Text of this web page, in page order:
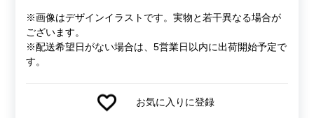
※画像はデザインイラストです。実物と若干異なる場合が
ございます。
※配送希望日がない場合は、5営業日以内に出荷開始予定で
す。
お気に入りに登録